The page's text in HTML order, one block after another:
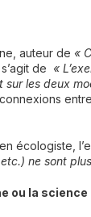
auteur de «
de «
les deux
écologiste,
ne sont
ou la